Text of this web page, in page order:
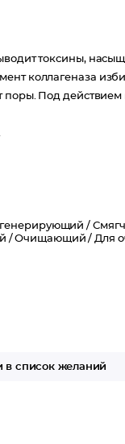
токсины,
коллагеназа
Под действием
/
/Очищающий /Для
в список желаний